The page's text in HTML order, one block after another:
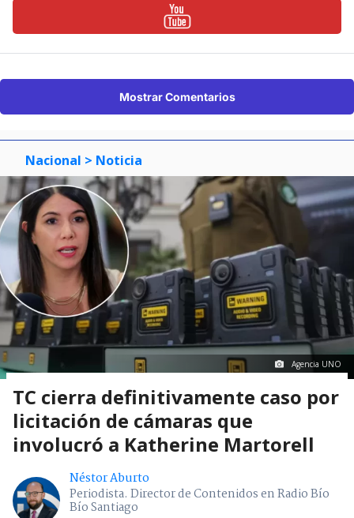
Mostrar Comentarios
Nacional > Noticia
Agencia UNO
TC cierra definitivamente caso por
licitación de cámaras que
involucró a Katherine Martorell
Néstor Aburto
Periodista. Director de Contenidos en Radio Bío
Bío Santiago